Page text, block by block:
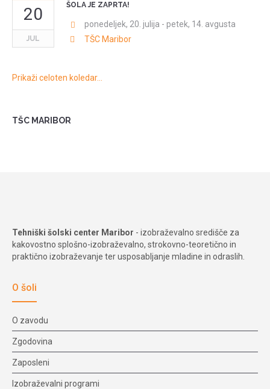
20
JUL
ŠOLA JE ZAPRTA!
ponedeljek, 20. julija - petek, 14. avgusta
TŠC Maribor
Prikaži celoten koledar…
TŠC MARIBOR
Tehniški šolski center Maribor - izobraževalno središče za
kakovostno splošno-izobraževalno, strokovno-teoretično in
praktično izobraževanje ter usposabljanje mladine in odraslih.
O šoli
O zavodu
Zgodovina
Zaposleni
Izobraževalni programi